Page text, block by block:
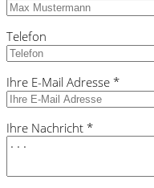
Telefon
Ihre E-Mail Adresse *
Ihre Nachricht *